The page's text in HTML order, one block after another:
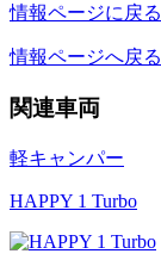
情報ページに戻る
情報ページへ戻る
関連車両
軽キャンパー
HAPPY 1 Turbo